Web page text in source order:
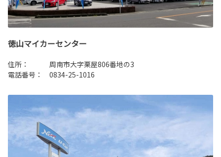
徳山マイカーセンター
住所： 周南市大字栗屋806番地の3
電話番号： 0834-25-1016